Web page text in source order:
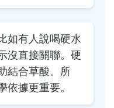
如有人說喝硬水
沒直接關聯。硬
結合草酸。所
依據更重要。